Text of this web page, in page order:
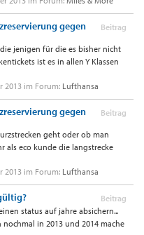
Beitrag
gegen
jenigen für die es bisher nicht
ist es in allen Y Klassen
2013 im Forum: Lufthansa
Beitrag
gegen
geht oder ob man
als eco kunde die langstrecke
2013 im Forum: Lufthansa
Beitrag
status auf jahre absichern...
in 2013 und 2014 mache